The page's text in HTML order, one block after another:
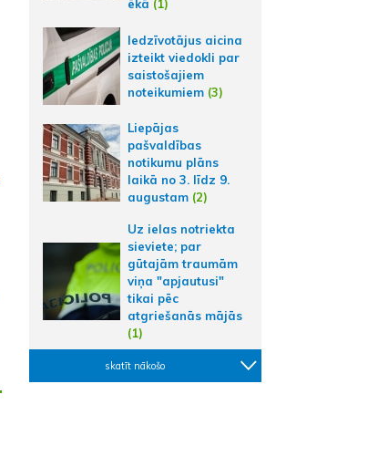
ēkā (1)
Iedzīvotājus aicina
izteikt viedokli par
saistošajiem
noteikumiem (3)
Liepājas
pašvaldības
notikumu plāns
laikā no 3. līdz 9.
augustam (2)
Uz ielas notriekta
sieviete; par
gūtajām traumām
viņa "apjautusi"
tikai pēc
atgriešanās mājās
(1)
skatīt nākošo